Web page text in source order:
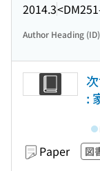
2014.3
Author Heading (ID)
:
Paper 図